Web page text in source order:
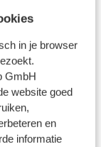
in je browser
GmbH
website goed
en
informatie